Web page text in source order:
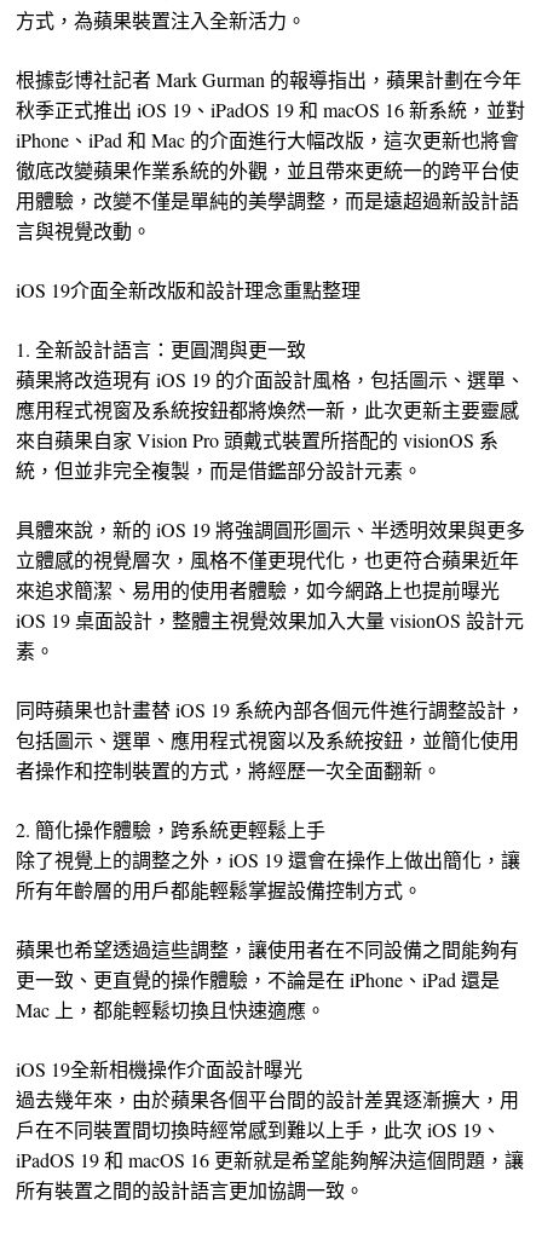
方式，為蘋果裝置注入全新活力。
根據彭博社記者 Mark Gurman 的報導指出，蘋果計劃在今年
秋季正式推出 iOS 19、iPadOS 19 和 macOS 16 新系統，並對
iPhone、iPad 和 Mac 的介面進行大幅改版，這次更新也將會
徹底改變蘋果作業系統的外觀，並且帶來更統一的跨平台使
用體驗，改變不僅是單純的美學調整，而是遠超過新設計語
言與視覺改動。
iOS 19介面全新改版和設計理念重點整理
1. 全新設計語言：更圓潤與更一致
蘋果將改造現有 iOS 19 的介面設計風格，包括圖示、選單、
應用程式視窗及系統按鈕都將煥然一新，此次更新主要靈感
來自蘋果自家 Vision Pro 頭戴式裝置所搭配的 visionOS 系
統，但並非完全複製，而是借鑑部分設計元素。
具體來說，新的 iOS 19 將強調圓形圖示、半透明效果與更多
立體感的視覺層次，風格不僅更現代化，也更符合蘋果近年
來追求簡潔、易用的使用者體驗，如今網路上也提前曝光
iOS 19 桌面設計，整體主視覺效果加入大量 visionOS 設計元
素。
同時蘋果也計畫替 iOS 19 系統內部各個元件進行調整設計，
包括圖示、選單、應用程式視窗以及系統按鈕，並簡化使用
者操作和控制裝置的方式，將經歷一次全面翻新。
2. 簡化操作體驗，跨系統更輕鬆上手
除了視覺上的調整之外，iOS 19 還會在操作上做出簡化，讓
所有年齡層的用戶都能輕鬆掌握設備控制方式。
蘋果也希望透過這些調整，讓使用者在不同設備之間能夠有
更一致、更直覺的操作體驗，不論是在 iPhone、iPad 還是
Mac 上，都能輕鬆切換且快速適應。
iOS 19全新相機操作介面設計曝光
過去幾年來，由於蘋果各個平台間的設計差異逐漸擴大，用
戶在不同裝置間切換時經常感到難以上手，此次 iOS 19、
iPadOS 19 和 macOS 16 更新就是希望能夠解決這個問題，讓
所有裝置之間的設計語言更加協調一致。